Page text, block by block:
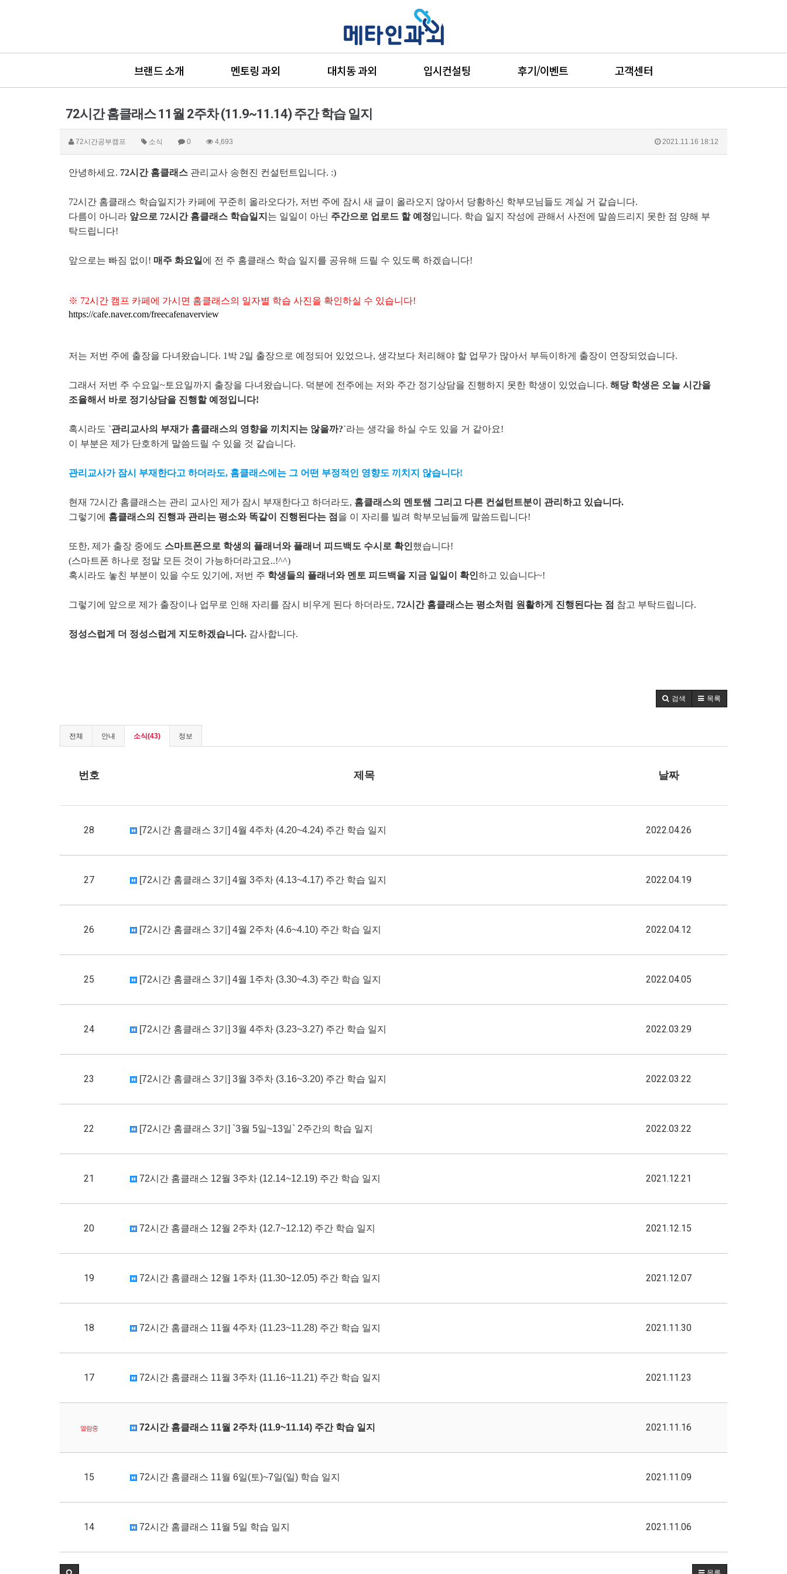
브랜드 소개 멘토링 과외 대치동 과외 입시컨설팅 후기/이벤트 고객센터
72시간 홈클래스 11월 2주차 (11.9~11.14) 주간 학습 일지
72시간공부캠프 소식 0 4,693 2021.11.16 18:12
안녕하세요. 72시간 홈클래스 관리교사 송현진 컨설턴트입니다. :)
72시간 홈클래스 학습일지가 카페에 꾸준히 올라오다가, 저번 주에 잠시 새 글이 올라오지 않아서 당황하신 학부모님들도 계실 거 같습니다.
다름이 아니라 앞으로 72시간 홈클래스 학습일지 는 일일이 아닌 주간으로 업로드 할 예정입니다. 학습 일지 작성에 관해서 사전에 말씀드리지 못한 점 양해 부
탁드립니다!
앞으로는 빠짐 없이! 매주 화요일 에 전 주 홈클래스 학습 일지를 공유해 드릴 수 있도록 하겠습니다!
※ 72시간 캠프 카페에 가시면 홈클래스의 일자별 학습 사진을 확인하실 수 있습니다!
https://cafe.naver.com/freecafenaverview
저는 저번 주에 출장을 다녀왔습니다. 1박 2일 출장으로 예정되어 있었으나, 생각보다 처리해야 할 업무가 많아서 부득이하게 출장이 연장되었습니다.
그래서 저번 주 수요일~토요일까지 출장을 다녀왔습니다. 덕분에 전주에는 저와 주간 정기상담을 진행하지 못한 학생이 있었습니다. 해당 학생은 오늘 시간을
조율해서 바로 정기상담을 진행할 예정입니다!
혹시라도 `관리교사의 부재가 홈클래스의 영향을 끼치지는 않을까?`라는 생각을 하실 수도 있을 거 같아요!
이 부분은 제가 단호하게 말씀드릴 수 있을 것 같습니다.
관리교사가 잠시 부재한다고 하더라도, 홈클래스에는 그 어떤 부정적인 영향도 끼치지 않습니다!
현재 72시간 홈클래스는 관리 교사인 제가 잠시 부재한다고 하더라도, 홈클래스의 멘토쌤 그리고 다른 컨설턴트분이 관리하고 있습니다.
그렇기에 홈클래스의 진행과 관리는 평소와 똑같이 진행된다는 점 을 이 자리를 빌려 학부모님들께 말씀드립니다!
또한, 제가 출장 중에도 스마트폰으로 학생의 플래너와 플래너 피드백도 수시로 확인했습니다!
(스마트폰 하나로 정말 모든 것이 가능하더라고요..!^^)
혹시라도 놓친 부분이 있을 수도 있기에, 저번 주 학생들의 플래너와 멘토 피드백을 지금 일일이 확인하고 있습니다~!
그렇기에 앞으로 제가 출장이나 업무로 인해 자리를 잠시 비우게 된다 하더라도, 72시간 홈클래스는 평소처럼 원활하게 진행된다는 점 참고 부탁드립니다.
정성스럽게 더 정성스럽게 지도하겠습니다. 감사합니다.
검색 목록
전체 안내 소식(43) 정보
번호 제목 날짜
28 [72시간 홈클래스 3기] 4월 4주차 (4.20~4.24) 주간 학습 일지 2022.04.26
27 [72시간 홈클래스 3기] 4월 3주차 (4.13~4.17) 주간 학습 일지 2022.04.19
26 [72시간 홈클래스 3기] 4월 2주차 (4.6~4.10) 주간 학습 일지 2022.04.12
25 [72시간 홈클래스 3기] 4월 1주차 (3.30~4.3) 주간 학습 일지 2022.04.05
24 [72시간 홈클래스 3기] 3월 4주차 (3.23~3.27) 주간 학습 일지 2022.03.29
23 [72시간 홈클래스 3기] 3월 3주차 (3.16~3.20) 주간 학습 일지 2022.03.22
22 [72시간 홈클래스 3기] `3월 5일~13일` 2주간의 학습 일지 2022.03.22
21 72시간 홈클래스 12월 3주차 (12.14~12.19) 주간 학습 일지 2021.12.21
20 72시간 홈클래스 12월 2주차 (12.7~12.12) 주간 학습 일지 2021.12.15
19 72시간 홈클래스 12월 1주차 (11.30~12.05) 주간 학습 일지 2021.12.07
18 72시간 홈클래스 11월 4주차 (11.23~11.28) 주간 학습 일지 2021.11.30
17 72시간 홈클래스 11월 3주차 (11.16~11.21) 주간 학습 일지 2021.11.23
열람중 72시간 홈클래스 11월 2주차 (11.9~11.14) 주간 학습 일지 2021.11.16
15 72시간 홈클래스 11월 6일(토)~7일(일) 학습 일지 2021.11.09
14 72시간 홈클래스 11월 5일 학습 일지 2021.11.06